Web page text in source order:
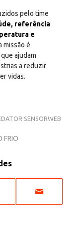
pelo time
referência
e
missão é
ajudam
a reduzir
vidas.
SENSORWEB
FRIO